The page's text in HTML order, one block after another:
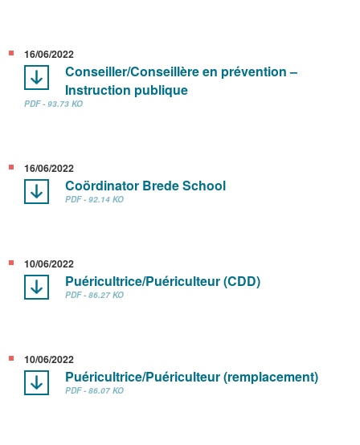
16/06/2022
Conseiller/Conseillère en prévention –
Instruction publique
PDF - 93.73 KO
16/06/2022
Coördinator Brede School
PDF - 92.14 KO
10/06/2022
Puéricultrice/Puériculteur (CDD)
PDF - 86.27 KO
10/06/2022
Puéricultrice/Puériculteur (remplacement)
PDF - 86.07 KO